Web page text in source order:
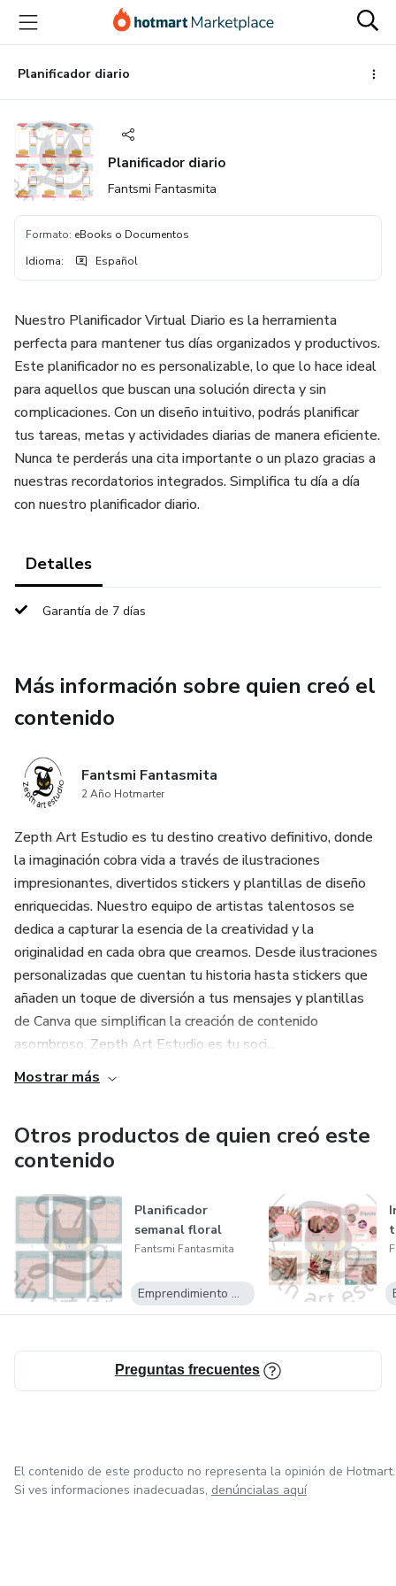
principal
página
de
página
Planificador diario
Planificador diario
Fantsmi Fantasmita
Formato: eBooks o Documentos
Idioma: Español
Nuestro Planificador Virtual Diario es la herramienta
perfecta para mantener tus días organizados y productivos.
Este planificador no es personalizable, lo que lo hace ideal
para aquellos que buscan una solución directa y sin
complicaciones. Con un diseño intuitivo, podrás planificar
tus tareas, metas y actividades diarias de manera eficiente.
Nunca te perderás una cita importante o un plazo gracias a
nuestras recordatorios integrados. Simplifica tu día a día
con nuestro planificador diario.
Detalles
Garantía de 7 días
Más información sobre quien creó el
contenido
Fantsmi Fantasmita
2 Año Hotmarter
Zepth Art Estudio es tu destino creativo definitivo, donde
la imaginación cobra vida a través de ilustraciones
impresionantes, divertidos stickers y plantillas de diseño
enriquecidas. Nuestro equipo de artistas talentosos se
dedica a capturar la esencia de la creatividad y la
originalidad en cada obra que creamos. Desde ilustraciones
personalizadas que cuentan tu historia hasta stickers que
añaden un toque de diversión a tus mensajes y plantillas
de Canva que simplifican la creación de contenido
asombroso, Zepth Art Estudio es tu soci...
Mostrar más
Otros productos de quien creó este
contenido
Planificador
semanal floral
Fantsmi Fantasmita
Emprendimiento Digital
Preguntas frecuentes
El contenido de este producto no representa la opinión de Hotmart.
Si ves informaciones inadecuadas, denúncialas aquí